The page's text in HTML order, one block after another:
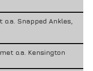
Snapped Ankles,
o.a. Kensington